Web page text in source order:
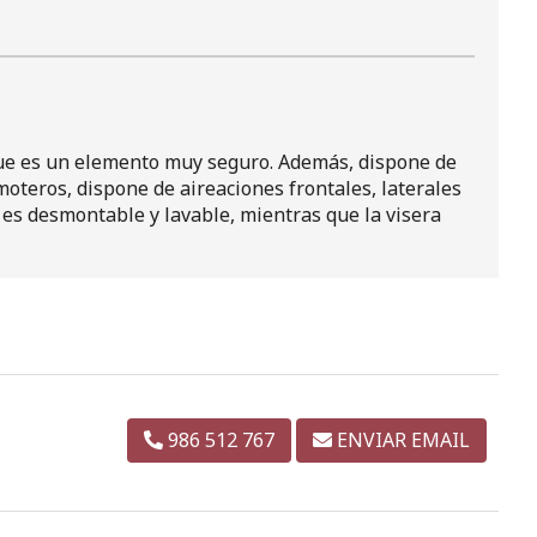
es un elemento muy seguro. Además, dispone de
dispone de aireaciones frontales, laterales
desmontable y lavable, mientras que la visera
986 512 767 ENVIAR EMAIL